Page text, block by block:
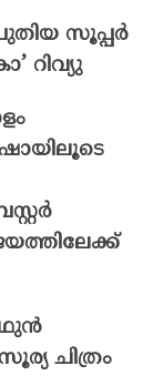
സൂപ്പർ
റിവ്യു
ചിത്രം